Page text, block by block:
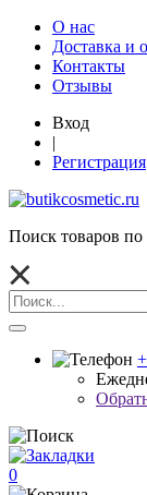
О нас
Доставка и
Контакты
Отзывы
Вход
|
Регистрация
Поиск товаров по
0